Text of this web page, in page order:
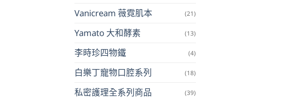
Vanicream 薇霓肌本 (21)
Yamato 大和酵素 (13)
李時珍四物鐵 (4)
白樂丁寵物口腔系列 (18)
私密護理全系列商品 (39)